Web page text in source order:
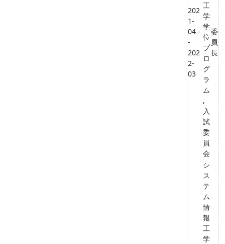
202
1-
04 -
-
202
2-
03
工
学
学
位
プ
ロ
グ
ラ
ム
,
入
試
委
員
会
委
員
長
シ
ス
テ
ム
情
報
工
学